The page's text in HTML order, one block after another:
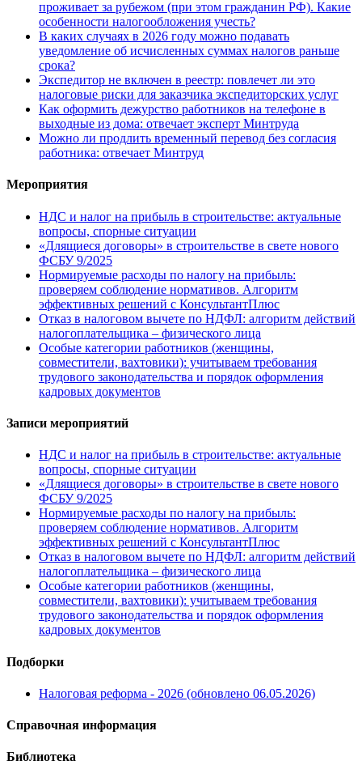
проживает за рубежом (при этом гражданин РФ). Какие
особенности налогообложения учесть?
В каких случаях в 2026 году можно подавать
уведомление об исчисленных суммах налогов раньше
срока?
Экспедитор не включен в реестр: повлечет ли это
налоговые риски для заказчика экспедиторских услуг
Как оформить дежурство работников на телефоне в
выходные из дома: отвечает эксперт Минтруда
Можно ли продлить временный перевод без согласия
работника: отвечает Минтруд
Мероприятия
НДС и налог на прибыль в строительстве: актуальные
вопросы, спорные ситуации
«Длящиеся договоры» в строительстве в свете нового
ФСБУ 9/2025
Нормируемые расходы по налогу на прибыль:
проверяем соблюдение нормативов. Алгоритм
эффективных решений с КонсультантПлюс
Отказ в налоговом вычете по НДФЛ: алгоритм действий
налогоплательщика – физического лица
Особые категории работников (женщины,
совместители, вахтовики): учитываем требования
трудового законодательства и порядок оформления
кадровых документов
Записи мероприятий
НДС и налог на прибыль в строительстве: актуальные
вопросы, спорные ситуации
«Длящиеся договоры» в строительстве в свете нового
ФСБУ 9/2025
Нормируемые расходы по налогу на прибыль:
проверяем соблюдение нормативов. Алгоритм
эффективных решений с КонсультантПлюс
Отказ в налоговом вычете по НДФЛ: алгоритм действий
налогоплательщика – физического лица
Особые категории работников (женщины,
совместители, вахтовики): учитываем требования
трудового законодательства и порядок оформления
кадровых документов
Подборки
Налоговая реформа - 2026 (обновлено 06.05.2026)
Справочная информация
Библиотека